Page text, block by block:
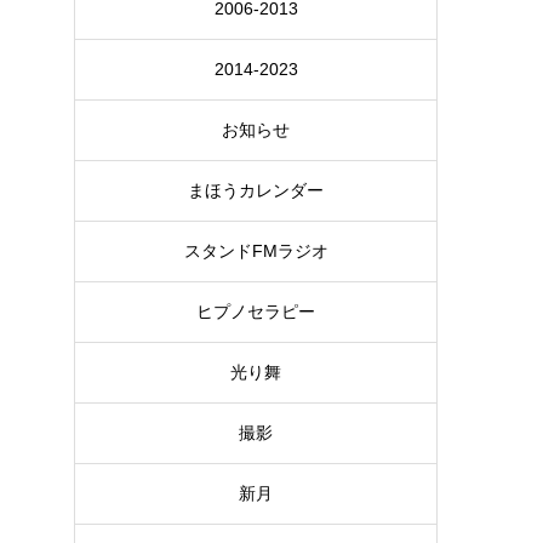
2006-2013
2014-2023
お知らせ
まほうカレンダー
スタンドFMラジオ
ヒプノセラピー
光り舞
撮影
新月